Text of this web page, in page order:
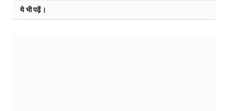
ये भी पढ़ें।